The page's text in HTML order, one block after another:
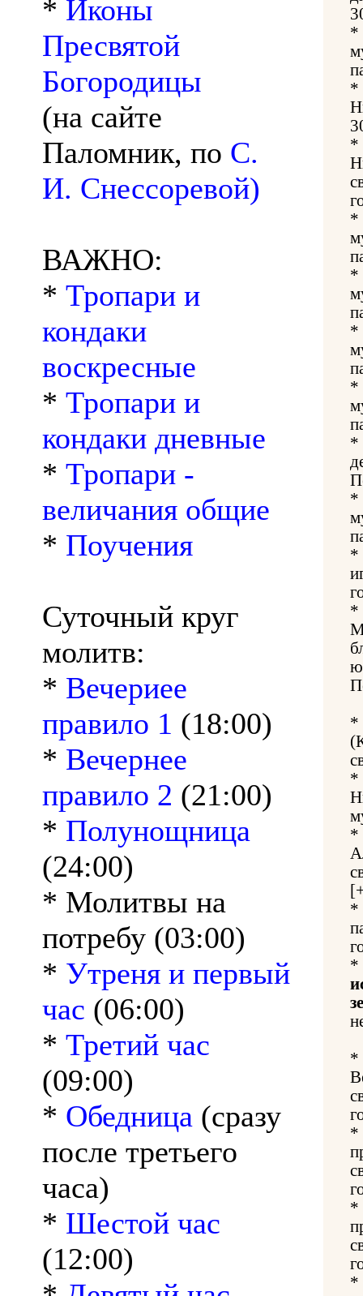
* Иконы
Пресвятой
Богородицы
(на сайте
Паломник, по С.
И. Снессоревой)
ВАЖНО:
* Тропари и
кондаки
воскресные
* Тропари и
кондаки дневные
* Тропари -
величания общие
* Поучения
Суточный круг
молитв:
* Вечериее
правило 1 (18:00)
* Вечернее
правило 2 (21:00)
* Полунощница
(24:00)
* Молитвы на
потребу (03:00)
* Утреня и первый
час (06:00)
* Третий час
(09:00)
* Обедница (сразу
после третьего
часа)
* Шестой час
(12:00)
*
*
*
*
*
*
*
*
*
*
*
*
*
*
*
*
*
*
*
*